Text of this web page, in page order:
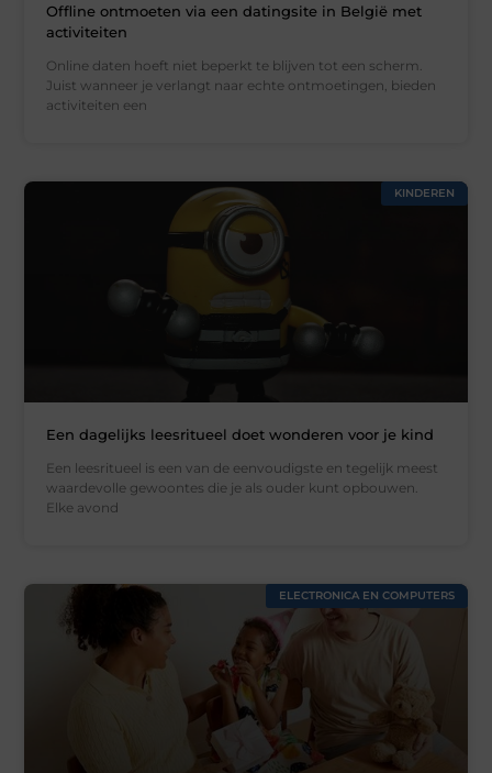
Offline ontmoeten via een datingsite in België met
activiteiten
Online daten hoeft niet beperkt te blijven tot een scherm.
Juist wanneer je verlangt naar echte ontmoetingen, bieden
activiteiten een
KINDEREN
Een dagelijks leesritueel doet wonderen voor je kind
Een leesritueel is een van de eenvoudigste en tegelijk meest
waardevolle gewoontes die je als ouder kunt opbouwen.
Elke avond
ELECTRONICA EN COMPUTERS